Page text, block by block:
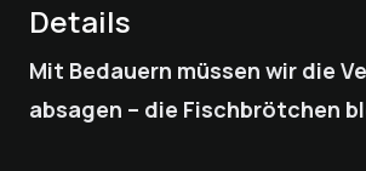
Details
Mit Bedauern müssen wir die
absagen – die Fischbrötchen